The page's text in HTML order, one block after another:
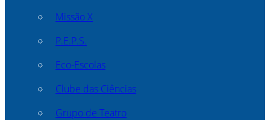
Missão X
P.E.P.S.
Eco-Escolas
Clube das Ciências
Grupo de Teatro